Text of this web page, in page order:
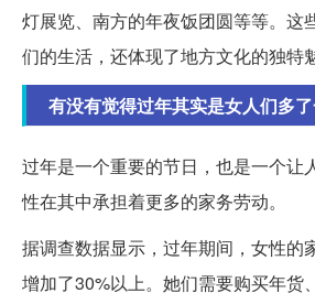
灯展览、南方的年夜饭团圆等等。这
们的生活，还体现了地方文化的独特
有没有觉得过年其实是女人们多
过年是一个重要的节日，也是一个让
性在其中承担着更多的家务劳动。
据调查数据显示，过年期间，女性的
增加了30%以上。她们需要购买年货